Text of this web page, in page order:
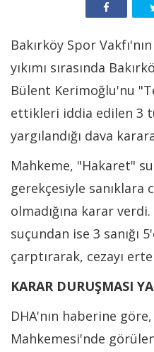
Bakırköy Spor
yıkımı sırasında
Bülent Kerimoğlu'nu
ettikleri iddia edilen 3
yargılandığı dava
Mahkeme, "Hakaret"
gerekçesiyle sanıklara
olmadığına karar
suçundan ise 3 sanığı
çarptırarak, cezayı
KARAR DURUŞMASI
DHA'nın haberine
Mahkemesi'nde